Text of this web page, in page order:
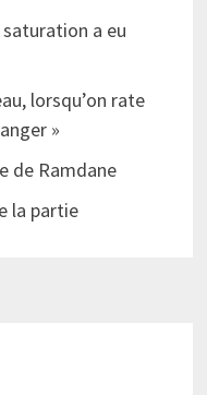
a eu
lorsqu’on rate
»
de Ramdane
la partie